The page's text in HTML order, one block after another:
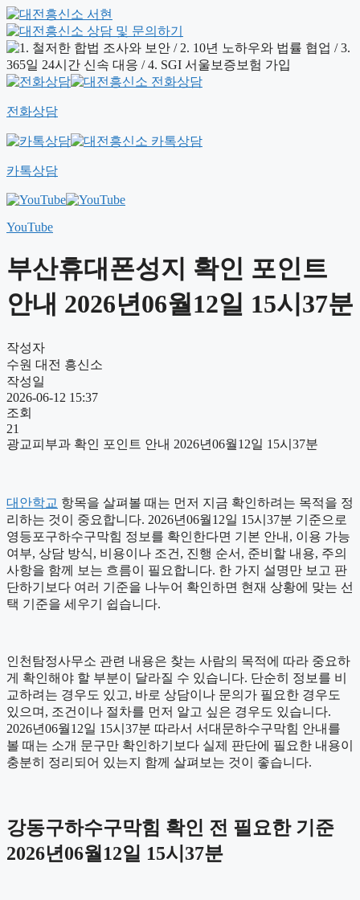
전화상담
카톡상담
YouTube
부산휴대폰성지 확인 포인트
안내 2026년06월12일 15시37분
작성자
수원 대전 흥신소
작성일
2026-06-12 15:37
조회
21
광교피부과 확인 포인트 안내 2026년06월12일 15시37분
대안학교 항목을 살펴볼 때는 먼저 지금 확인하려는 목적을 정
리하는 것이 중요합니다. 2026년06월12일 15시37분 기준으로
영등포구하수구막힘 정보를 확인한다면 기본 안내, 이용 가능
여부, 상담 방식, 비용이나 조건, 진행 순서, 준비할 내용, 주의
사항을 함께 보는 흐름이 필요합니다. 한 가지 설명만 보고 판
단하기보다 여러 기준을 나누어 확인하면 현재 상황에 맞는 선
택 기준을 세우기 쉽습니다.
인천탐정사무소 관련 내용은 찾는 사람의 목적에 따라 중요하
게 확인해야 할 부분이 달라질 수 있습니다. 단순히 정보를 비
교하려는 경우도 있고, 바로 상담이나 문의가 필요한 경우도
있으며, 조건이나 절차를 먼저 알고 싶은 경우도 있습니다.
2026년06월12일 15시37분 따라서 서대문하수구막힘 안내를
볼 때는 소개 문구만 확인하기보다 실제 판단에 필요한 내용이
충분히 정리되어 있는지 함께 살펴보는 것이 좋습니다.
강동구하수구막힘 확인 전 필요한 기준
2026년06월12일 15시37분